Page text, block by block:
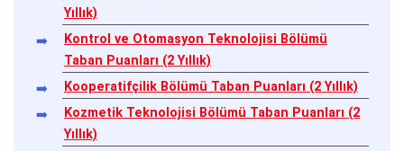
Yıllık)
Kontrol ve Otomasyon Teknolojisi Bölümü
Taban Puanları (2 Yıllık)
Kooperatifçilik Bölümü Taban Puanları (2 Yıllık)
Kozmetik Teknolojisi Bölümü Taban Puanları (2
Yıllık)